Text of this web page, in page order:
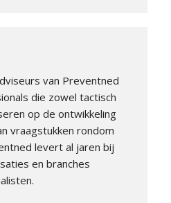
van Preventned
die zowel tactisch
op de ontwikkeling
vraagstukken rondom
levert al jaren bij
en branches